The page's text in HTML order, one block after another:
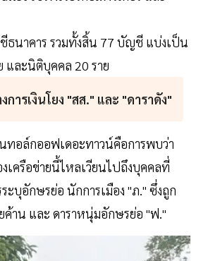
ธนาคาร รวมทั้งสิ้น 77 บัญชี แบ่งเป็น
และนิติบุคคล 20 ราย
การเงินโยง "สส." และ "ดาราดัง"
ทอล์กออฟเดอะทาวน์คือการพบว่า
งเครือข่ายนี้ไหลเวียนไปถึงบุคคลที่
ะบุอักษรย่อ นักการเมือง "ภ." ซึ่งถูก
ค้าน และ ดาราหนุ่มอักษรย่อ "ฟ."